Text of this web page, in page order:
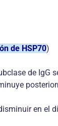
de HSP70)
de
en